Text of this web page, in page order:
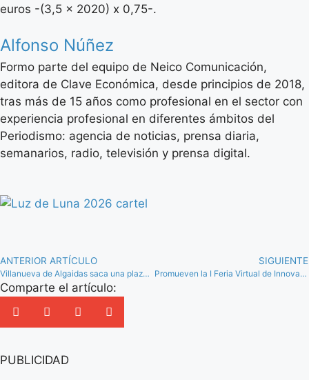
euros -(3,5 x 2020) x 0,75-.
Alfonso Núñez
Formo parte del equipo de Neico Comunicación,
editora de Clave Económica, desde principios de 2018,
tras más de 15 años como profesional en el sector con
experiencia profesional en diferentes ámbitos del
Periodismo: agencia de noticias, prensa diaria,
semanarios, radio, televisión y prensa digital.
ANTERIOR ARTÍCULO
Villanueva de Algaidas saca una plaza fija de operario de mantenimiento municipal
SIGUIENTE
Promueven la I Feria Virtual de Innovación y Emprendimiento Social ante el Reto Demográfico
Comparte el artículo:
PUBLICIDAD